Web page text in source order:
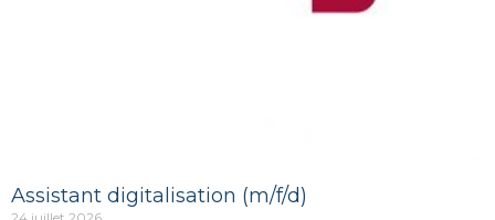
Assistant digitalisation (m/f/d)